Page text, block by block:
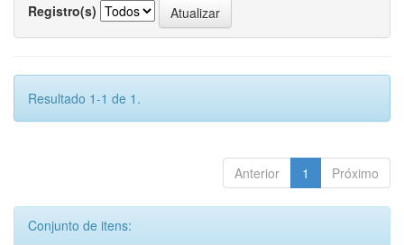
Registro(s)
Resultado 1-1 de 1.
Anterior 1 Próximo
Conjunto de itens: